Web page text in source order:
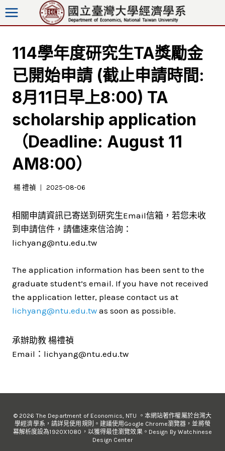
跳
至
114學年度研究生TA獎勵金
已開始申請 (截止申請時間:
8月11日早上8:00) TA
scholarship application
（Deadline: August 11
AM8:00）
楊 禮禎 2025-08-06
相關申請資訊已寄送到研究生Email信箱，若您未收
到申請信件，請儘速來信洽詢：
lichyang@ntu.edu.tw
The application information has been sent to the
graduate student’s email. If you have not received
the application letter, please contact us at
lichyang@ntu.edu.tw as soon as possible.
承辦助教 楊禮禎
Email：lichyang@ntu.edu.tw
© 2026 The Department of Economics, NTU 。本網站著作權屬於台灣大
學經濟學系，請詳見使用規則。建議使用Google Chrome瀏覽器，並將螢
幕解析度設為1920X1080，以獲得最佳瀏覽效果。Design By Watchinese
Design Center